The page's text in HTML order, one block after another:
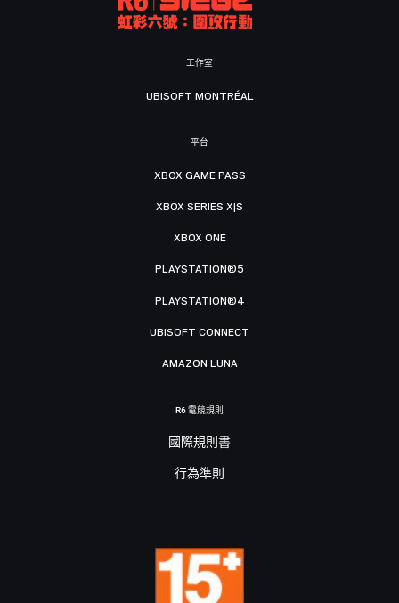
工作室
UBISOFT MONTRÉAL
平台
XBOX GAME PASS
XBOX SERIES X|S
XBOX ONE
PLAYSTATION®5
PLAYSTATION®4
UBISOFT CONNECT
AMAZON LUNA
R6 電競規則
國際規則書
行為準則